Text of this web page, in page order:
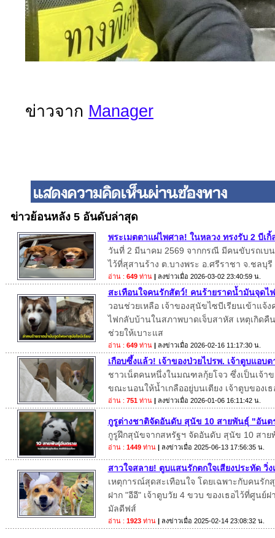
ข่าวจาก Manager
ข่าวย้อนหลัง 5 อันดับล่าสุด
พระเมตตาแผ่ไพศาล! ในหลวง ทรงรับ 2 บีเ
วันที่ 2 มีนาคม 2569 จากกรณี มีคนขับรถเบ
ไว้ที่สุสานร้าง ต.บางพระ อ.ศรีราชา จ.ชลบุรี
อ่าน : 649ท่าน | ลงข่าวเมื่อ 2026-03-02 23:40:59 น.
สะเทือนใจคนรักสัตว์! คนร้ายราดน้ำมันจุดไ
วอนช่วยเหลือ เจ้าของสุนัขไซบีเรียนเข้าแ
ไฟกลับบ้านในสภาพบาดเจ็บสาหัส เหตุเกิด
ช่วยให้เบาะแส
อ่าน : 649ท่าน | ลงข่าวเมื่อ 2026-02-16 11:17:30 น.
เกือบซึ้งแล้ว! เจ้าของป่วยไปรพ. เจ้าตูบแอบ
ชาวเน็ตคนหนึ่งในมณฑลกุ้ยโจว ซึ่งเป็นเจ้า
ขณะนอนให้น้ำเกลืออยู่บนเตียง เจ้าตูบของเ
อ่าน : 751ท่าน | ลงข่าวเมื่อ 2026-01-06 16:11:42 น.
กูรูต่างชาติจัดอันดับ สุนัข 10 สายพันธุ์ "อันต
กูรูฝึกสุนัขจากสหรัฐฯ จัดอันดับ สุนัข 10 สา
อ่าน : 1449ท่าน | ลงข่าวเมื่อ 2025-06-13 17:56:35 น.
สาวใจสลาย! ตูบแสนรักตกใจเสียงประทัด วิ่
เหตุการณ์สุดสะเทือนใจ โดยเฉพาะกับคนรั
ฝาก "อีอี" เจ้าตูบวัย 4 ขวบ ของเธอไว้ที่ศูนย์
มัลดีฟส์
อ่าน : 1923ท่าน | ลงข่าวเมื่อ 2025-02-14 23:08:32 น.